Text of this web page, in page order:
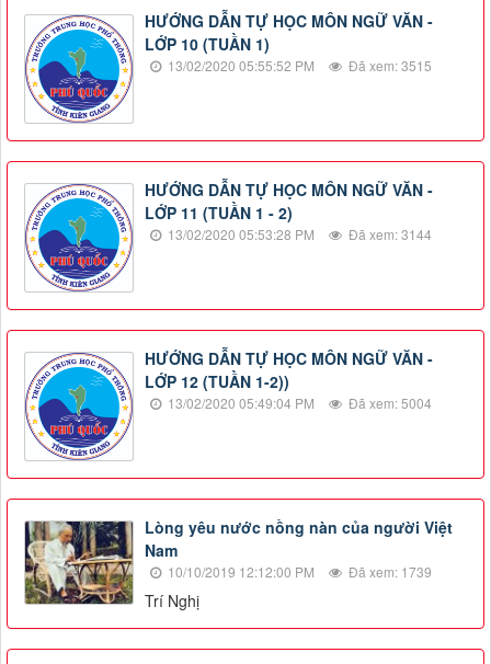
HƯỚNG DẪN TỰ HỌC MÔN NGỮ VĂN -
LỚP 10 (TUẦN 1)
13/02/2020 05:55:52 PM Đã xem: 3515
HƯỚNG DẪN TỰ HỌC MÔN NGỮ VĂN -
LỚP 11 (TUẦN 1 - 2)
13/02/2020 05:53:28 PM Đã xem: 3144
HƯỚNG DẪN TỰ HỌC MÔN NGỮ VĂN -
LỚP 12 (TUẦN 1-2))
13/02/2020 05:49:04 PM Đã xem: 5004
Lòng yêu nước nồng nàn của người Việt
Nam
10/10/2019 12:12:00 PM Đã xem: 1739
Trí Nghị